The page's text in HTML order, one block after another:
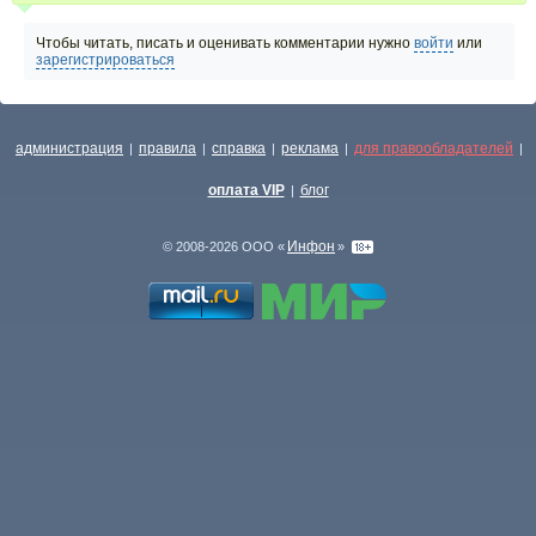
Чтобы читать, писать и оценивать комментарии нужно войти или
зарегистрироваться
администрация | правила | справка | реклама | для правообладателей |
оплата VIP | блог
© 2008-2026 ООО « Инфон »